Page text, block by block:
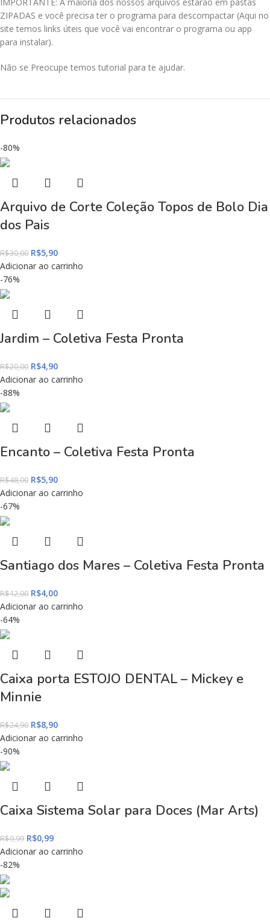
ZIPADAS e você precisa ter o programa para descompactar (Aqui no
site temos links úteis que você vai encontrar o programa ou app
para instalar).
Não se Preocupe temos tutorial para te ajudar.
Produtos relacionados
-80%
Arquivo de Corte Coleção Topos de Bolo Dia
dos Pais
R$30,00 R$5,90
Adicionar ao carrinho
-76%
Jardim – Coletiva Festa Pronta
R$20,00 R$4,90
Adicionar ao carrinho
-88%
Encanto – Coletiva Festa Pronta
R$48,00 R$5,90
Adicionar ao carrinho
-67%
Santiago dos Mares – Coletiva Festa Pronta
R$12,00 R$4,00
Adicionar ao carrinho
-64%
Caixa porta ESTOJO DENTAL – Mickey e
Minnie
R$24,90 R$8,90
Adicionar ao carrinho
-90%
Caixa Sistema Solar para Doces (Mar Arts)
R$9,99 R$0,99
Adicionar ao carrinho
-82%